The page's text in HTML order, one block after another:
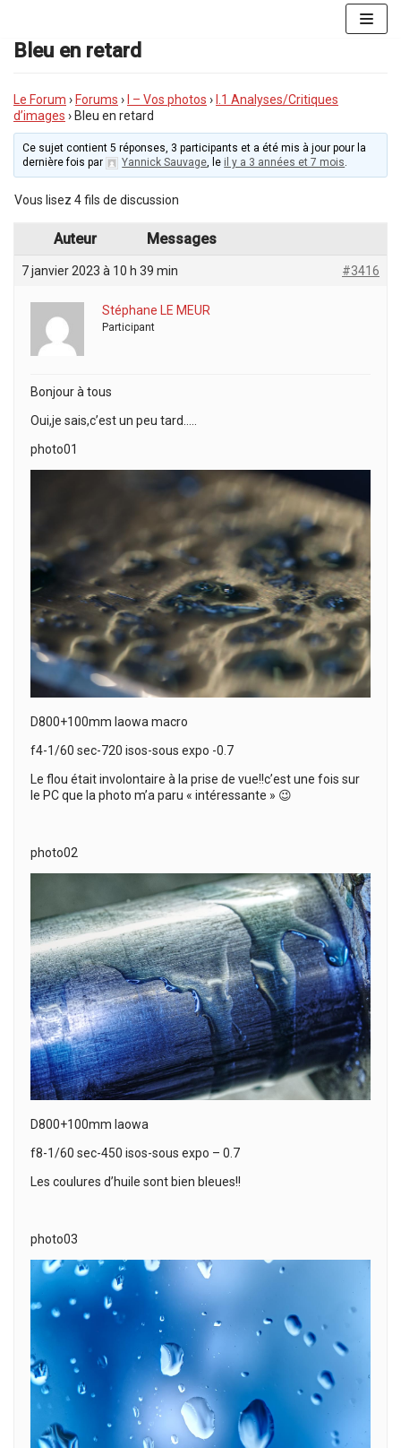
au
contenu
Bleu en retard
Le Forum › Forums › I – Vos photos ›
I.1 Analyses/Critiques
d’images › Bleu en retard
Ce sujet contient 5 réponses, 3 participants et a été mis à jour pour la
dernière fois par
Yannick Sauvage, le il y a 3 années et 7 mois.
Vous lisez 4 fils de discussion
Auteur Messages
7 janvier 2023 à 10 h 39 min #3416
Stéphane LE MEUR
Participant
Bonjour à tous
Oui,je sais,c’est un peu tard…..
photo01
D800+100mm laowa macro
f4-1/60 sec-720 isos-sous expo -0.7
Le flou était involontaire à la prise de vue!!c’est une fois sur
le PC que la photo m’a paru « intéressante » 😉
photo02
D800+100mm laowa
f8-1/60 sec-450 isos-sous expo – 0.7
Les coulures d’huile sont bien bleues!!
photo03